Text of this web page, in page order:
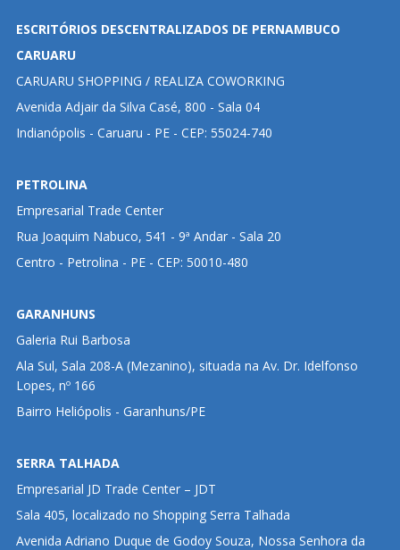
ESCRITÓRIOS DESCENTRALIZADOS DE PERNAMBUCO
CARUARU
CARUARU SHOPPING / REALIZA COWORKING
Avenida Adjair da Silva Casé, 800 - Sala 04
Indianópolis - Caruaru - PE - CEP: 55024-740
PETROLINA
Empresarial Trade Center
Rua Joaquim Nabuco, 541 - 9ª Andar - Sala 20
Centro - Petrolina - PE - CEP: 50010-480
GARANHUNS
Galeria Rui Barbosa
Ala Sul, Sala 208-A (Mezanino), situada na Av. Dr. Idelfonso
Lopes, nº 166
Bairro Heliópolis - Garanhuns/PE
SERRA TALHADA
Empresarial JD Trade Center – JDT
Sala 405, localizado no Shopping Serra Talhada
Avenida Adriano Duque de Godoy Souza, Nossa Senhora da